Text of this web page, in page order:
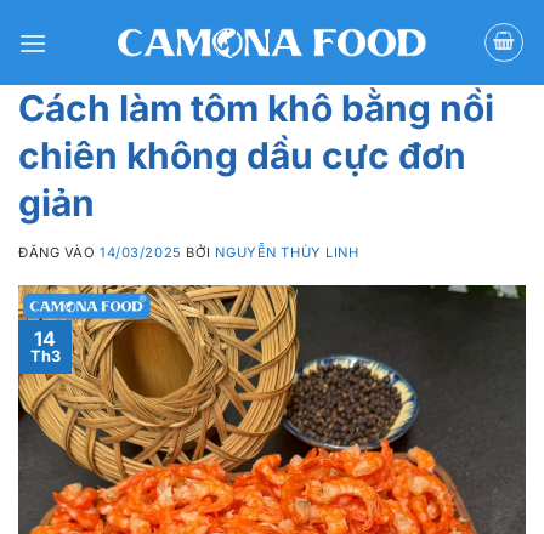
qua
dungCách làm tôm khô bằng nồi
chiên không dầu cực đơn
giản
ĐĂNG VÀO14/03/2025 BỞI NGUYỄN THÙY LINH
14
Th3